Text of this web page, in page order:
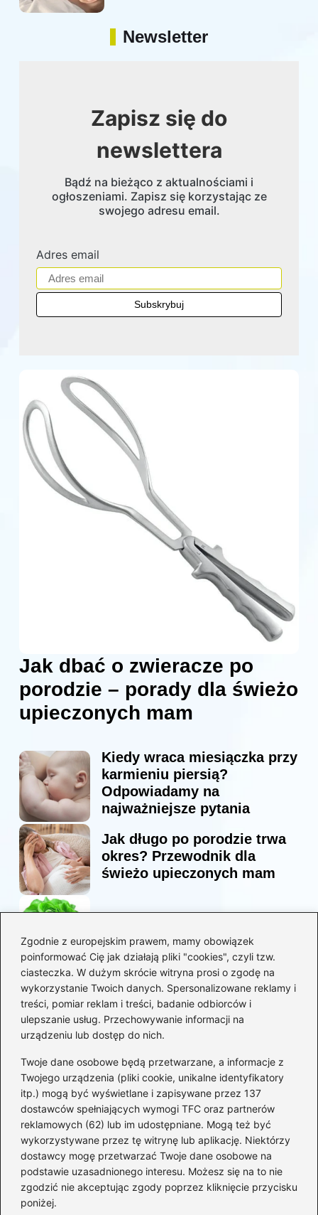
Zgodnie z europejskim prawem, mamy obowiązek
poinformować Cię jak działają pliki "cookies", czyli tzw.
ciasteczka. W dużym skrócie witryna prosi o zgodę na
wykorzystanie Twoich danych. Spersonalizowane reklamy i
treści, pomiar reklam i treści, badanie odbiorców i
ulepszanie usług. Przechowywanie informacji na
urządzeniu lub dostęp do nich.
Twoje dane osobowe będą przetwarzane, a informacje z
Twojego urządzenia (pliki cookie, unikalne identyfikatory
itp.) mogą być wyświetlane i zapisywane przez 137
dostawców spełniających wymogi TFC oraz partnerów
reklamowych (62) lub im udostępniane. Mogą też być
wykorzystywane przez tę witrynę lub aplikację. Niektórzy
dostawcy mogę przetwarzać Twoje dane osobowe na
podstawie uzasadnionego interesu. Możesz się na to nie
zgodzić nie akceptując zgody poprzez kliknięcie przycisku
poniżej.
Newsletter
Zapisz się do
newslettera
Bądź na bieżąco z aktualnościami i
ogłoszeniami. Zapisz się korzystając ze
swojego adresu email.
Adres email
Jak dbać o zwieracze po
porodzie – porady dla świeżo
upieczonych mam
Kiedy wraca miesiączka przy
karmieniu piersią?
Odpowiadamy na
najważniejsze pytania
Jak długo po porodzie trwa
okres? Przewodnik dla
świeżo upieczonych mam
Korzyści sałaty w diecie
mam karmiących piersią
Jaką biblia dla dzieci
wybrać, aby wzbudzić ich
zainteresowanie?
Kategorie
Ciąża(130)
Dziecko(267)
Kobieta(132)
Rodzice (72)
Szkoła i edukacja(5)
Uroda(11)